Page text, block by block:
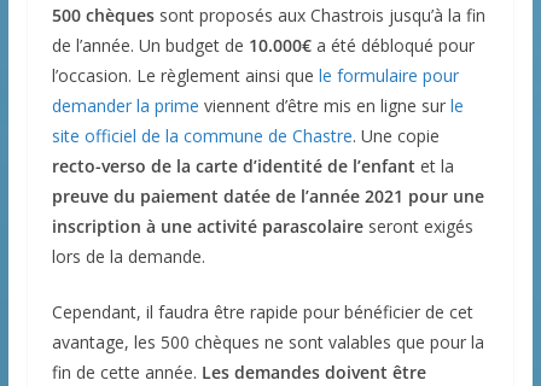
500 chèquessont proposés aux Chastrois jusqu’à la fin
de l’année. Un budget de 10.000€a été débloqué pour
l’occasion. Le règlement ainsi que le formulaire pour
demander la prime viennent d’être mis en ligne sur le
site officiel de la commune de Chastre. Une copie
recto-verso de la carte d’identité de l’enfant et la
preuve du paiement datée de l’année 2021 pour une
inscription à une activité parascolaireseront exigés
lors de la demande.
Cependant, il faudra être rapide pour bénéficier de cet
avantage, les 500 chèques ne sont valables que pour la
fin de cette année. Les demandes doivent être